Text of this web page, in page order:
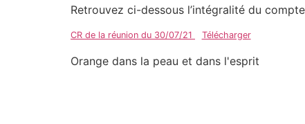
Retrouvez ci-dessous l’intégralité du
CR de la réunion du 30/07/21 Télécharger
Orange dans la peau et dans l'esprit